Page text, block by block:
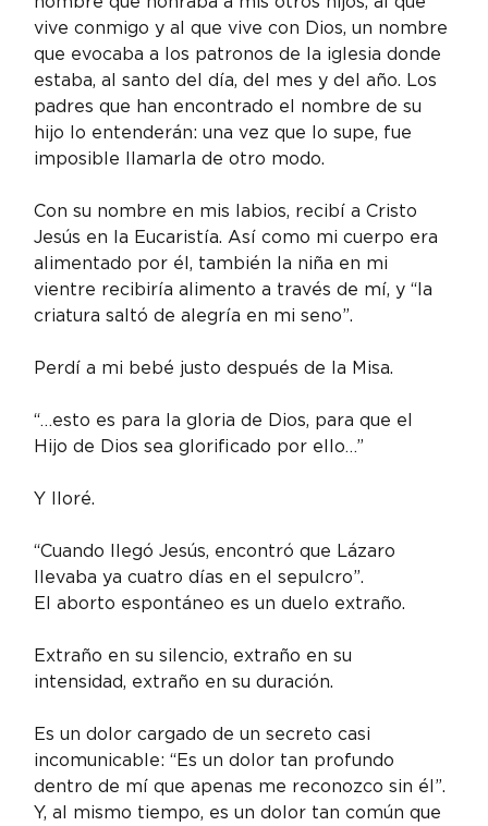
vive conmigo y al que vive con Dios, un nombre
que evocaba a los patronos de la iglesia donde
estaba, al santo del día, del mes y del año. Los
padres que han encontrado el nombre de su
hijo lo entenderán: una vez que lo supe, fue
imposible llamarla de otro modo.
Con su nombre en mis labios, recibí a Cristo
Jesús en la Eucaristía. Así como mi cuerpo era
alimentado por él, también la niña en mi
vientre recibiría alimento a través de mí, y “la
criatura saltó de alegría en mi seno”.
Perdí a mi bebé justo después de la Misa.
“…esto es para la gloria de Dios, para que el
Hijo de Dios sea glorificado por ello…”
Y lloré.
“Cuando llegó Jesús, encontró que Lázaro
llevaba ya cuatro días en el sepulcro”.
El aborto espontáneo es un duelo extraño.
Extraño en su silencio, extraño en su
intensidad, extraño en su duración.
Es un dolor cargado de un secreto casi
incomunicable: “Es un dolor tan profundo
dentro de mí que apenas me reconozco sin él”.
Y, al mismo tiempo, es un dolor tan común que